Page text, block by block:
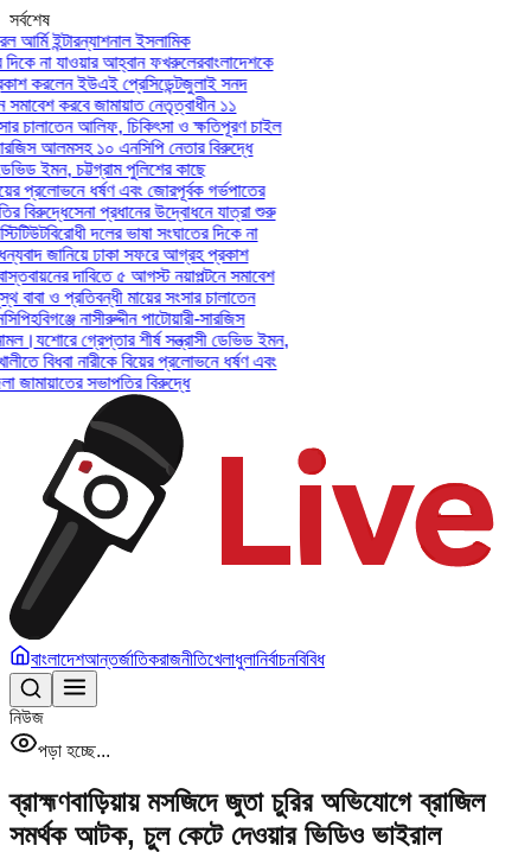
সর্বশেষ
ইন্টারন্যাশনাল ইসলামিক
না যাওয়ার আহ্বান ফখরুলেরবাংলাদেশকে
করলেন ইউএই প্রেসিডেন্টজুলাই সনদ
করবে জামায়াত নেতৃত্বাধীন ১১
চালাতেন আলিফ, চিকিৎসা ও ক্ষতিপূরণ চাইল
আলমসহ ১০ এনসিপি নেতার বিরুদ্ধে
ইমন, চট্টগ্রাম পুলিশের কাছে
প্রলোভনে ধর্ষণ এবং জোরপূর্বক গর্ভপাতের
সেনা প্রধানের উদ্বোধনে যাত্রা শুরু
বিরোধী দলের ভাষা সংঘাতের দিকে না
জানিয়ে ঢাকা সফরে আগ্রহ প্রকাশ
দাবিতে ৫ আগস্ট নয়াপল্টনে সমাবেশ
ও প্রতিবন্ধী মায়ের সংসার চালাতেন
হবিগঞ্জে নাসীরুদ্দীন পাটোয়ারী-সারজিস
যশোরে গ্রেপ্তার শীর্ষ সন্ত্রাসী ডেভিড ইমন,
বিধবা নারীকে বিয়ের প্রলোভনে ধর্ষণ এবং
সভাপতির বিরুদ্ধে
বাংলাদেশআন্তর্জাতিকরাজনীতিখেলাধুলানির্বাচনবিবিধ
নিউজ
পড়া হচ্ছে...
ব্রাহ্মণবাড়িয়ায় মসজিদে জুতা চুরির অভিযোগে ব্রাজিল
সমর্থক আটক, চুল কেটে দেওয়ার ভিডিও ভাইরাল